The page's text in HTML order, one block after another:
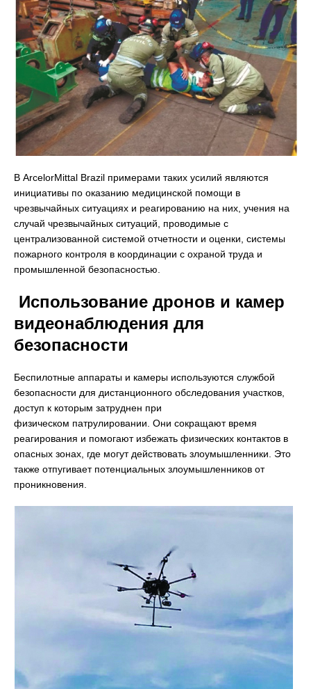
В ArcelorMittal Brazil примерами таких усилий являются
инициативы по оказанию медицинской помощи в
чрезвычайных ситуациях и реагированию на них, учения на
случай чрезвычайных ситуаций, проводимые с
централизованной системой отчетности и оценки, системы
пожарного контроля в координации с охраной труда и
промышленной безопасностью.
Использование дронов и камер
видеонаблюдения для
безопасности
Беспилотные аппараты и камеры используются службой
безопасности для дистанционного обследования участков,
доступ к которым затруднен при
физическом патрулировании. Они сокращают время
реагирования и помогают избежать физических контактов в
опасных зонах, где могут действовать злоумышленники. Это
также отпугивает потенциальных злоумышленников от
проникновения.